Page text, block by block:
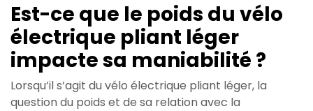
Est-ce que le poids du vélo
électrique pliant léger
impacte sa maniabilité ?
Lorsqu’il s’agit du vélo électrique pliant léger, la
question du poids et de sa relation avec la